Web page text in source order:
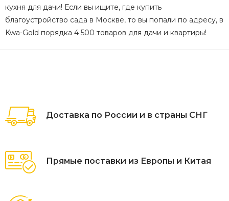
кухня для дачи! Если вы ищите, где купить
благоустройство сада в Москве, то вы попали по адресу, в
Kwa-Gold порядка 4 500 товаров для дачи и квартиры!
Доставка по России и в страны СНГ
Прямые поставки из Европы и Китая